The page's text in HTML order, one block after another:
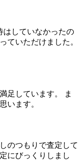
はしていなかったの
ていただけました。
足しています。 ま
います。
のつもりで査定して
にびっくりしまし